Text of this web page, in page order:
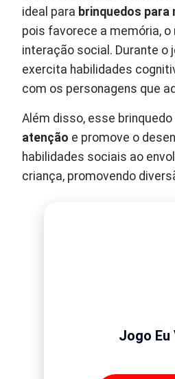
ideal para brinquedos para
pois favorece a memória, o
interação social. Durante o
exercita habilidades
com os personagens que
Além disso, esse
atenção e promove o
habilidades sociais ao
criança, promovendo
Jogo Eu